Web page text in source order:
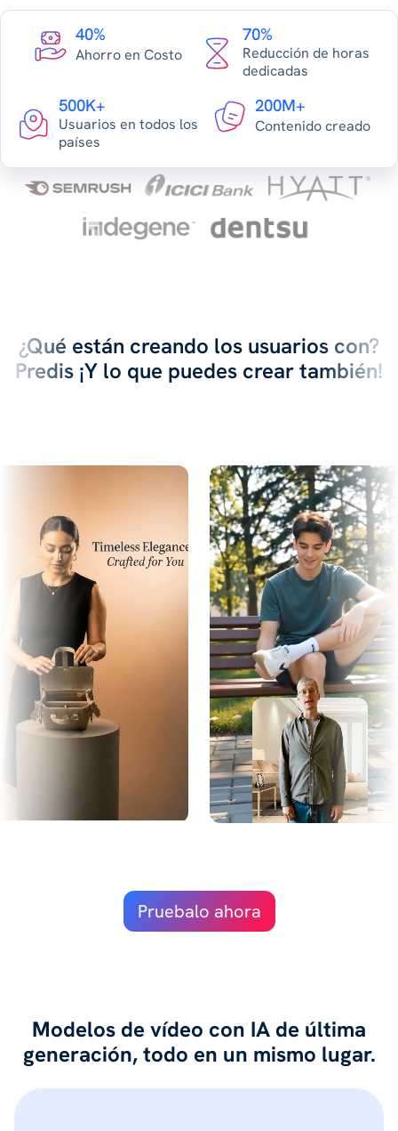
40%
Ahorro en Costo
70%
Reducción de horas
dedicadas
500K+
Usuarios en todos los
países
200M+
Contenido creado
¿Qué están creando los usuarios con?
Predis ¡Y lo que puedes crear también!
Pruebalo ahora
Modelos de vídeo con IA de última
generación, todo en un mismo lugar.